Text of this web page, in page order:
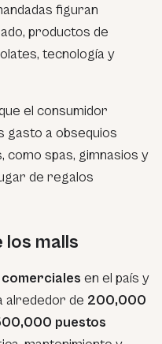
figuran
productos de
tecnología y
el consumidor
gasto a obsequios
como spas, gimnasios y
de regalos
los malls
en el país y
alrededor de 200,000
puestos